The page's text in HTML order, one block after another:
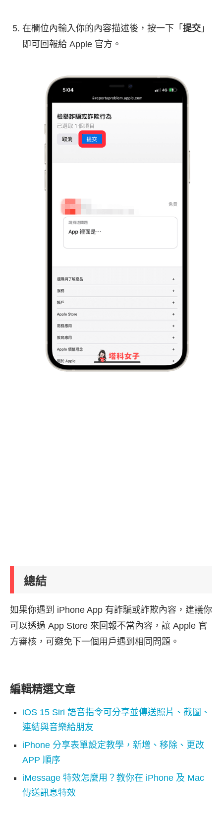
在欄位內輸入你的內容描述後，按一下「 提交 」
即可回報給 Apple 官方。
總結
如果你遇到 iPhone App 有詐騙或詐欺內容，建議你
可以透過 App Store 來回報不當內容，讓 Apple 官
方審核，可避免下一個用戶遇到相同問題。
編輯精選文章
iOS 15 Siri 語音指令可分享並傳送照片、截圖、
連結與音樂給朋友
iPhone 分享表單設定教學，新增、移除、更改
APP 順序
iMessage 特效怎麼用？教你在 iPhone 及 Mac
傳送訊息特效